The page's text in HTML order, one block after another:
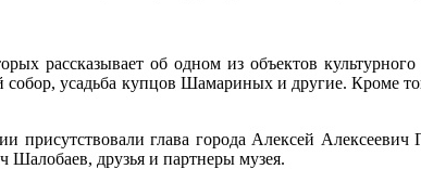
рассказывает об одном из объектов
усадьба купцов Шамариных и другие. Кроме
присутствовали глава города Алексей Алексеевич
друзья и партнеры музея.